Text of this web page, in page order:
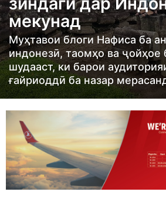
a
g
o
8
m
o
n
s
a
g
мекунад
Муҳтавои блоги Нафиса ба
индонезӣ, таомҳо ва ҷойҳое
шудааст, ки барои
ғайриоддӣ ба назар